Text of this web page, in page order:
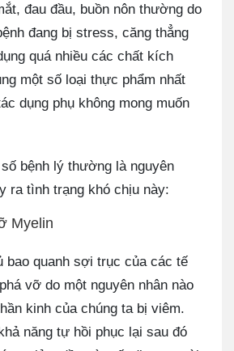
đau đầu, buồn nôn thường do
đang bị stress, căng thẳng
quá nhiều các chất kích
một số loại thực phẩm nhất
dụng phụ không mong muốn
bệnh lý thường là nguyên
ra tình trạng khó chịu này:
Myelin
bao quanh sợi trục của các tế
vỡ do một nguyên nhân nào
kinh của chúng ta bị viêm.
năng tự hồi phục lại sau đó